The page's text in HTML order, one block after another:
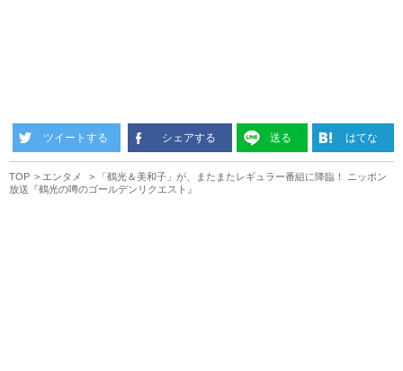
ツイートする シェアする 送る はてな
TOP エンタメ
「鶴光＆美和子」が、またまたレギュラー番組に降臨！ ニッポン
放送『鶴光の噂のゴールデンリクエスト』